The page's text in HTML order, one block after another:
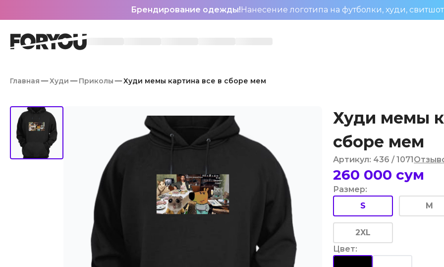
Брендирование одежды!Нанесение логотипа на футболки, худи,
Главная Худи Приколы Худи мемы картина все в сборе мем
Худи мемы
сборе мем
Артикул: 436 / 1071
260 000 сум
Размер:
S
M
2XL
Цвет: